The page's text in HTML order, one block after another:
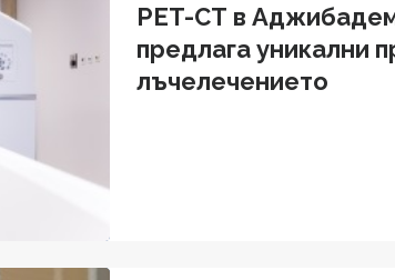
PET-CT в
предлага уникални
лъчелечението